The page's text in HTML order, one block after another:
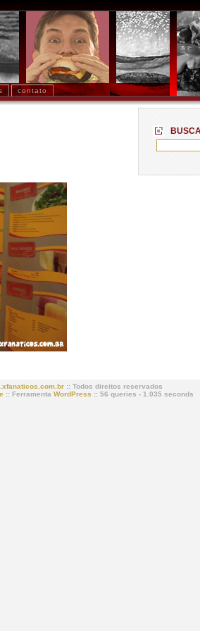
contato
:: Todos direitos reservados
:: Ferramenta WordPress :: 56 queries - 1.035 seconds